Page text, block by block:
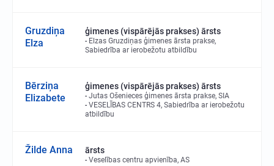
Gruzdiņa
Elza
ģimenes (vispārējās prakses) ārsts
Elzas Gruzdiņas ģimenes ārsta prakse,
Sabiedrība ar ierobežotu atbildību
Bērziņa
Elizabete
ģimenes (vispārējās prakses) ārsts
Jutas Ošenieces ģimenes ārsta prakse, SIA
VESELĪBAS CENTRS 4, Sabiedrība ar ierobežotu
atbildību
Žilde Anna ārsts
Veselības centru apvienība, AS